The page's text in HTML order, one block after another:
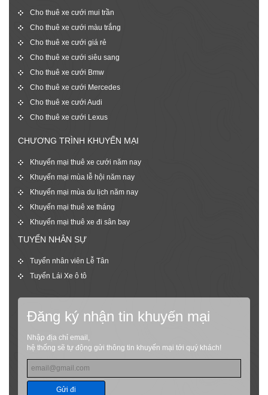
Cho thuê xe cưới mui trần
Cho thuê xe cưới màu trắng
Cho thuê xe cưới giá rẻ
Cho thuê xe cưới siêu sang
Cho thuê xe cưới Bmw
Cho thuê xe cưới Mercedes
Cho thuê xe cưới Audi
Cho thuê xe cưới Lexus
CHƯƠNG TRÌNH KHUYẾN MẠI
Khuyến mại thuê xe cưới năm nay
Khuyến mại mùa lễ hội năm nay
Khuyến mại mùa du lịch năm nay
Khuyến mại thuê xe tháng
Khuyến mại thuê xe đi sân bay
TUYỂN NHÂN SỰ
Tuyển nhân viên Lễ Tân
Tuyển Lái Xe ô tô
Đăng ký nhận tin khuyến mại
Nhập địa chỉ email,
hệ thống sẽ tự động gửi thông tin khuyến mại tới quý khách!
Gửi đi